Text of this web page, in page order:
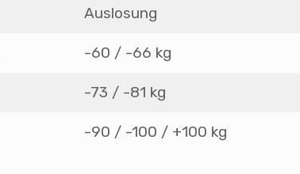
Auslosung
-60 / -66 kg
-73 / -81 kg
-90 / -100 / +100 kg